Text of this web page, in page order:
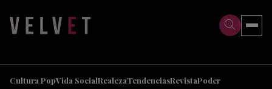
Cultura PopVida SocialRealezaTendenciasRevistaPoder